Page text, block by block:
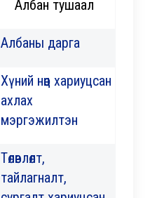
Албан тушаал
Албаны дарга
Хүний нөөц хариуцсан
ахлах
мэргэжилтэн
Төлөвлөлт,
тайлагналт,